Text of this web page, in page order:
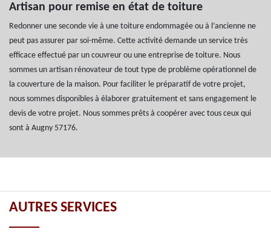
Artisan pour remise en état de toiture
Redonner une seconde vie à une toiture endommagée ou à l’ancienne ne
peut pas assurer par soi-même. Cette activité demande un service très
efficace effectué par un couvreur ou une entreprise de toiture. Nous
sommes un artisan rénovateur de tout type de problème opérationnel de
la couverture de la maison. Pour faciliter le préparatif de votre projet,
nous sommes disponibles à élaborer gratuitement et sans engagement le
devis de votre projet. Nous sommes prêts à coopérer avec tous ceux qui
sont à Augny 57176.
AUTRES SERVICES